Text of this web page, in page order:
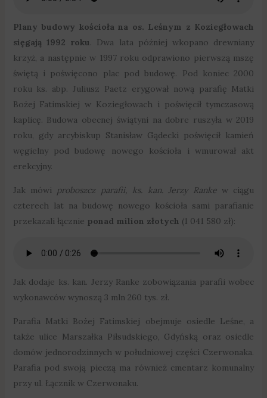
Plany budowy kościoła na os. Leśnym z Koziegłowach
sięgają 1992 roku. Dwa lata później wkopano drewniany
krzyż, a następnie w 1997 roku odprawiono pierwszą mszę
świętą i poświęcono plac pod budowę. Pod koniec 2000
roku ks. abp. Juliusz Paetz erygował nową parafię Matki
Bożej Fatimskiej w Koziegłowach i poświęcił tymczasową
kaplicę. Budowa obecnej świątyni na dobre ruszyła w 2019
roku, gdy arcybiskup Stanisław Gądecki poświęcił kamień
węgielny pod budowę nowego kościoła i wmurował akt
erekcyjny.
Jak mówi proboszcz parafii, ks. kan. Jerzy Ranke w ciągu
czterech lat na budowę nowego kościoła sami parafianie
przekazali łącznie ponad milion złotych (1 041 580 zł):
Jak dodaje ks. kan. Jerzy Ranke zobowiązania parafii wobec
wykonawców wynoszą 3 mln 260 tys. zł.
Parafia Matki Bożej Fatimskiej obejmuje osiedle Leśne, a
także ulice Marszałka Piłsudskiego, Gdyńską oraz osiedle
domów jednorodzinnych w południowej części Czerwonaka.
Parafia pod swoją pieczą ma również cmentarz komunalny
przy ul. Łącznik w Czerwonaku.